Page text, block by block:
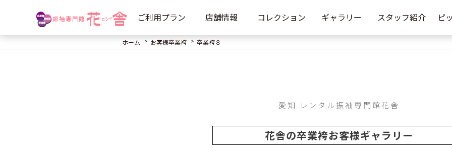
ご利用プラン 店舗情報 コレクション ギャラリー スタッフ紹介 ピ
ホーム お客様卒業袴 卒業袴８
愛知 レンタル振袖専門館花舎
花舎の卒業袴お客様ギャラリー